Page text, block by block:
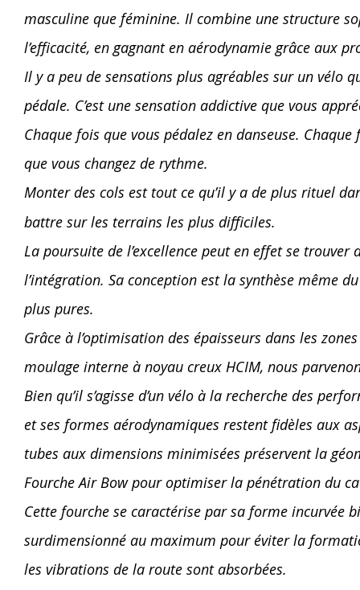
masculine que féminine. Il combine une structure
l’efficacité, en gagnant en aérodynamie grâce aux
Il y a peu de sensations plus agréables sur un vélo
pédale. C’est une sensation addictive que vous
Chaque fois que vous pédalez en danseuse.
que vous changez de rythme.
Monter des cols est tout ce qu’il y a de plus rituel
battre sur les terrains les plus difficiles.
La poursuite de l’excellence peut en effet se
l’intégration. Sa conception est la synthèse même
plus pures.
Grâce à l’optimisation des épaisseurs dans les
moulage interne à noyau creux HCIM, nous
Bien qu’il s’agisse d’un vélo à la recherche des
et ses formes aérodynamiques restent fidèles aux
tubes aux dimensions minimisées préservent la
Fourche Air Bow pour optimiser la pénétration du
Cette fourche se caractérise par sa forme incurvée
surdimensionné au maximum pour éviter la
les vibrations de la route sont absorbées.